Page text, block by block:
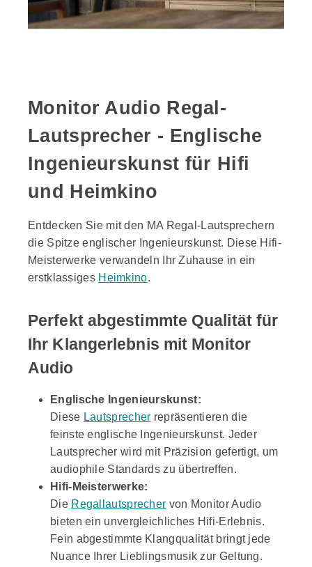
Monitor Audio Regal-
Lautsprecher - Englische
Ingenieurskunst für Hifi
und Heimkino
Entdecken Sie mit den MA Regal-Lautsprechern
die Spitze englischer Ingenieurskunst. Diese Hifi-
Meisterwerke verwandeln Ihr Zuhause in ein
erstklassiges Heimkino.
Perfekt abgestimmte Qualität für
Ihr Klangerlebnis mit Monitor
Audio
Englische Ingenieurskunst:
Diese Lautsprecher repräsentieren die
feinste englische Ingenieurskunst. Jeder
Lautsprecher wird mit Präzision gefertigt, um
audiophile Standards zu übertreffen.
Hifi-Meisterwerke:
Die Regallautsprecher von Monitor Audio
bieten ein unvergleichliches Hifi-Erlebnis.
Fein abgestimmte Klangqualität bringt jede
Nuance Ihrer Lieblingsmusik zur Geltung.